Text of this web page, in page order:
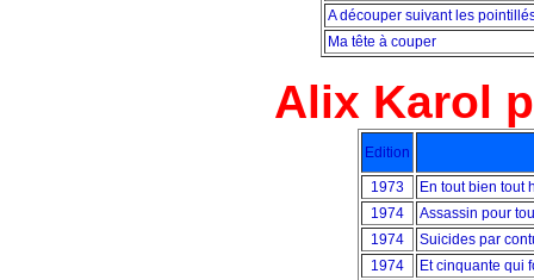
A découper suivant les
Ma tête à couper
Alix Karol
Edition
1973
En tout bien tout
1974
Assassin pour
1974
Suicides par
1974
Et cinquante qui